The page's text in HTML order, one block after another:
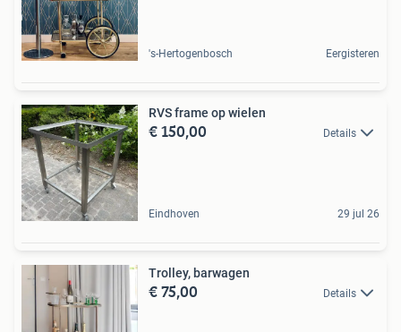
's-Hertogenbosch Eergisteren
RVS frame op wielen
€ 150,00 Details
Eindhoven 29 jul 26
Trolley, barwagen
€ 75,00 Details